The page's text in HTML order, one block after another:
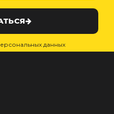
данных